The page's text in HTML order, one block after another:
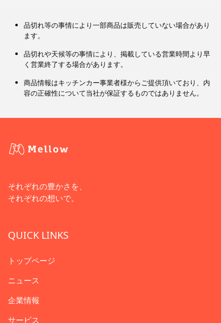
品切れ等の事情により一部商品は販売していない場合があり
ます。
品切れや天候等の事情により、掲載している営業時間より早
く営業終了する場合があります。
商品情報はキッチンカー事業者様からご提供頂いており、内
容の正確性について当社が保証するものではありません。
それぞれの豊かさを、
それぞれの想いで。
QUICK LINKS
トップページ
ニュース
企業情報
サービス